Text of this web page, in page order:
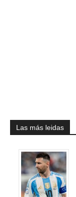
Las más leidas